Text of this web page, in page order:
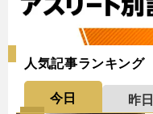
人気記事ランキング
今日 昨日